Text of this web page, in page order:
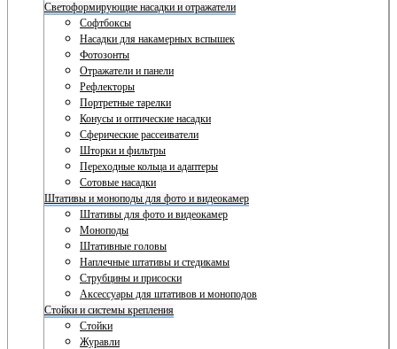
Светоформирующие насадки и отражатели
Софтбоксы
Насадки для накамерных вспышек
Фотозонты
Отражатели и панели
Рефлекторы
Портретные тарелки
Конусы и оптические насадки
Сферические рассеиватели
Шторки и фильтры
Переходные кольца и адаптеры
Сотовые насадки
Штативы и моноподы для фото и видеокамер
Штативы для фото и видеокамер
Моноподы
Штативные головы
Наплечные штативы и стедикамы
Струбцины и присоски
Аксессуары для штативов и моноподов
Стойки и системы крепления
Стойки
Журавли